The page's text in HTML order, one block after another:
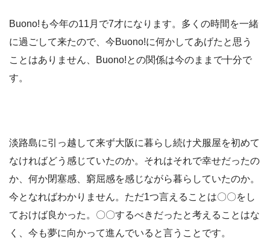
Buono!も今年の11月で7才になります。多くの時間を一緒
に過ごして来たので、今Buono!に何かしてあげたと思う
ことはありません、Buono!との関係は今のままで十分で
す。
淡路島に引っ越して来ず大阪に暮らし続け犬服屋を初めて
なければどう感じていたのか。それはそれで幸せだったの
か、何か閉塞感、窮屈感を感じながら暮らしていたのか。
今となればわかりません。ただ1つ言えることは〇〇をし
ておけば良かった。〇〇するべきだったと考えることはな
く、今も夢に向かって進んでいると言うことです。